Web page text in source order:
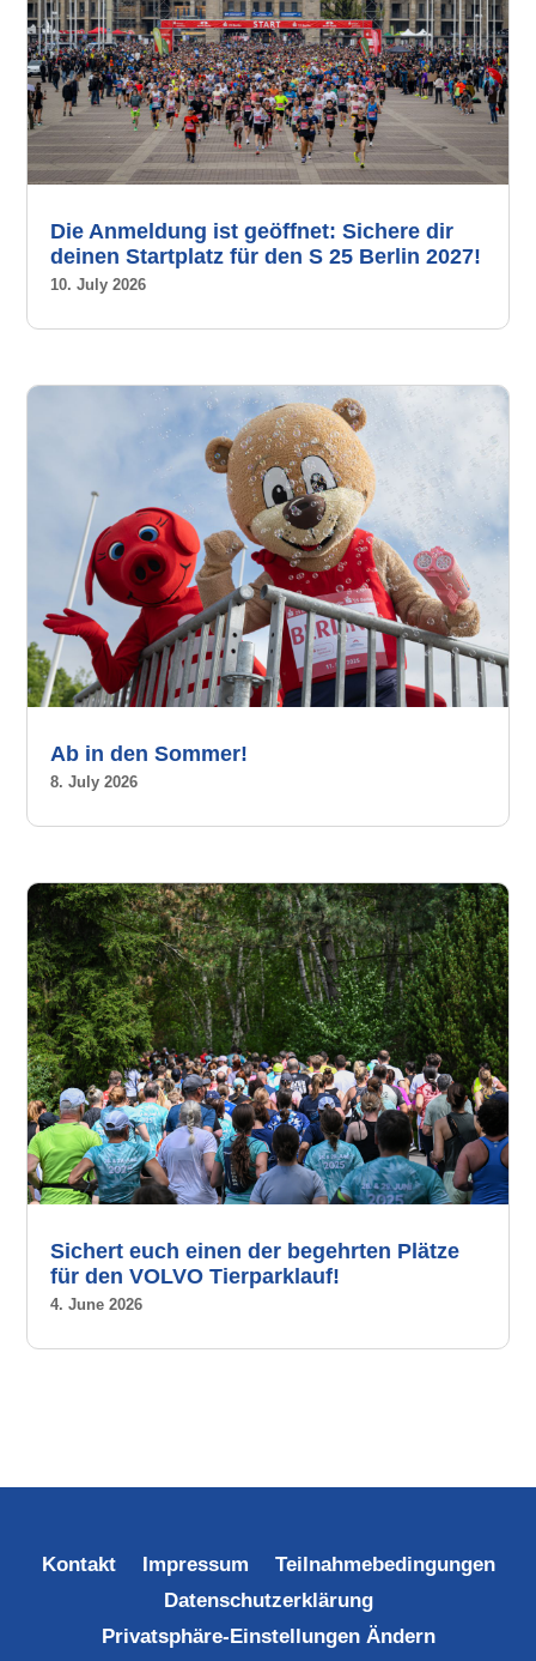
Die Anmeldung ist geöffnet: Sichere dir
deinen Startplatz für den S 25 Berlin 2027!
10. July 2026
Ab in den Sommer!
8. July 2026
Sichert euch einen der begehrten Plätze
für den VOLVO Tierparklauf!
4. June 2026
Kontakt Impressum
Teilnahmebedingungen
Datenschutzerklärung
Privatsphäre-Einstellungen Ändern